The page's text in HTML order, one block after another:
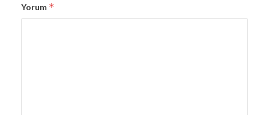
Yorum *